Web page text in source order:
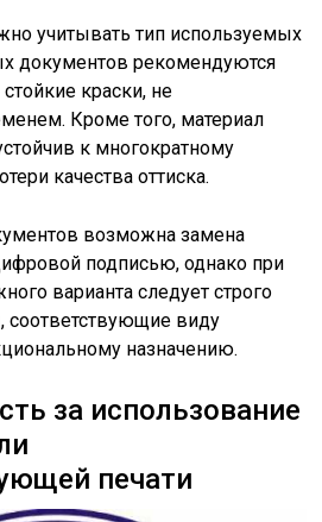
учитывать тип используемых
документов рекомендуются
краски, не
Кроме того, материал
к многократному
качества оттиска.
возможна замена
подписью, однако при
варианта следует строго
соответствующие виду
назначению.
за использование
печати